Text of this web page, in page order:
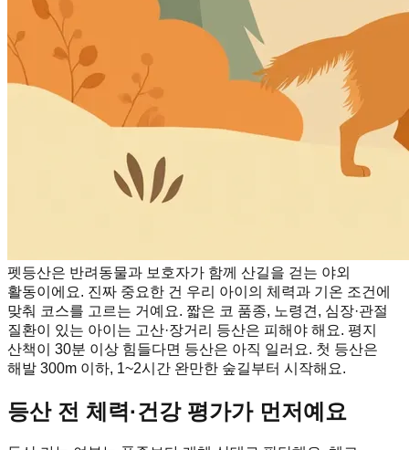
펫등산은 반려동물과 보호자가 함께 산길을 걷는 야외
활동이에요. 진짜 중요한 건 우리 아이의 체력과 기온 조건에
맞춰 코스를 고르는 거예요. 짧은 코 품종, 노령견, 심장·관절
질환이 있는 아이는 고산·장거리 등산은 피해야 해요. 평지
산책이 30분 이상 힘들다면 등산은 아직 일러요. 첫 등산은
해발 300m 이하, 1~2시간 완만한 숲길부터 시작해요.
등산 전 체력·건강 평가가 먼저예요